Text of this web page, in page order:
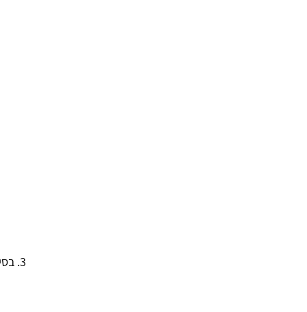
3. בסיר להכניס את כל המצרכים לרוטב למעט תפוחי האדמה, בטטה ואפונה. להביא לרתיחה.